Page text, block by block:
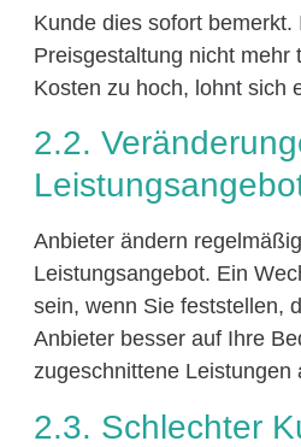
Kunde dies sofort bemerkt.
Preisgestaltung nicht mehr
Kosten zu hoch, lohnt sich
2.2.
Anbieter ändern
Leistungsangebot. Ein
sein, wenn Sie feststellen,
Anbieter besser auf Ihre
zugeschnittene Leistungen
2.3. Schlechter